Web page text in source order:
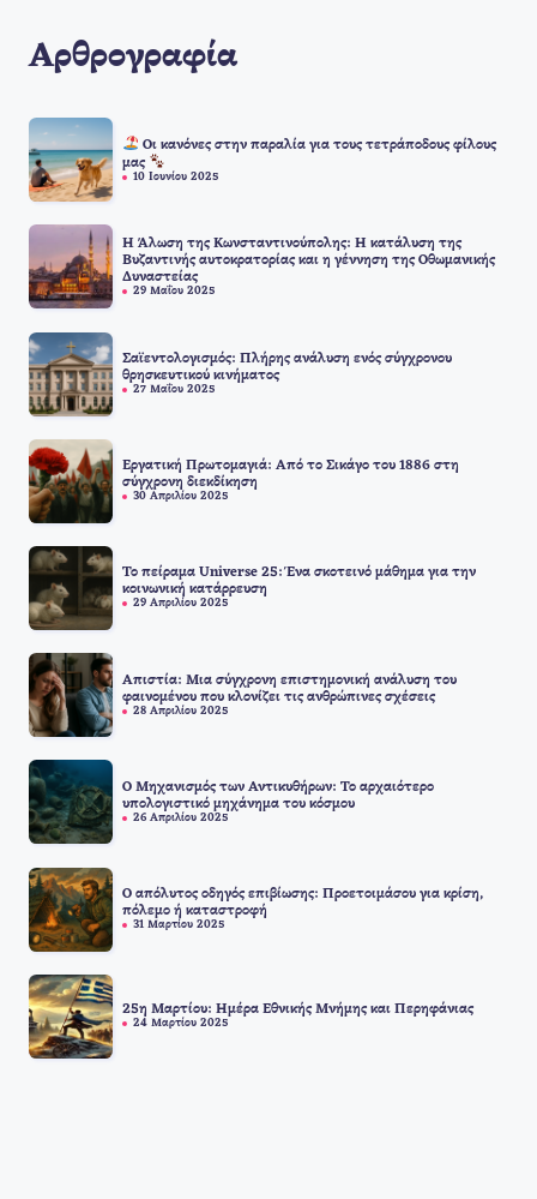
Αρθρογραφία
Οι κανόνες στην παραλία για τους τετράποδους φίλους
μας
10 Ιουνίου 2025
Η Άλωση της Κωνσταντινούπολης: Η κατάλυση της
Βυζαντινής αυτοκρατορίας και η γέννηση της Οθωμανικής
Δυναστείας
29 Μαΐου 2025
Σαϊεντολογισμός: Πλήρης ανάλυση ενός σύγχρονου
θρησκευτικού κινήματος
27 Μαΐου 2025
Εργατική Πρωτομαγιά: Από το Σικάγο του 1886 στη
σύγχρονη διεκδίκηση
30 Απριλίου 2025
Το πείραμα Universe 25: Ένα σκοτεινό μάθημα για την
κοινωνική κατάρρευση
29 Απριλίου 2025
Απιστία: Μια σύγχρονη επιστημονική ανάλυση του
φαινομένου που κλονίζει τις ανθρώπινες σχέσεις
28 Απριλίου 2025
Ο Μηχανισμός των Αντικυθήρων: Το αρχαιότερο
υπολογιστικό μηχάνημα του κόσμου
26 Απριλίου 2025
Ο απόλυτος οδηγός επιβίωσης: Προετοιμάσου για κρίση,
πόλεμο ή καταστροφή
31 Μαρτίου 2025
25η Μαρτίου: Ημέρα Εθνικής Μνήμης και Περηφάνιας
24 Μαρτίου 2025